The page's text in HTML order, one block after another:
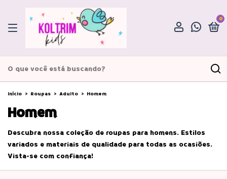
0
Início > Roupas > Adulto > Homem
Homem
Descubra nossa coleção de roupas para homens. Estilos
variados e materiais de qualidade para todas as ocasiões.
Vista-se com confiança!